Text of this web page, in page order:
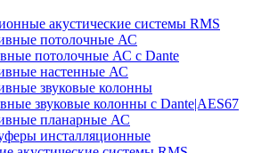
акустические системы RMS
потолочные АС
потолочные АС с Dante
настенные АС
звуковые колонны
звуковые колонны с Dante|AES67
планарные АС
инсталляционные